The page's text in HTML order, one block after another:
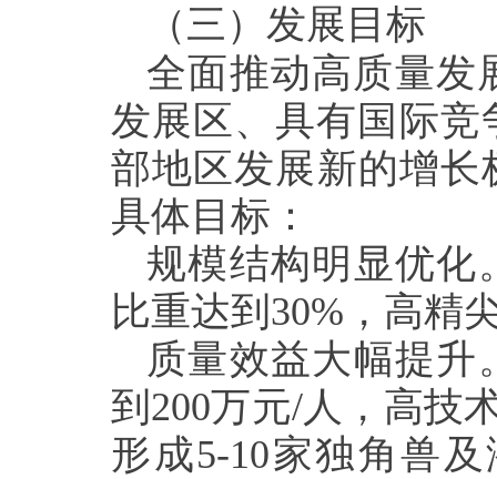
（三）发展目标
全面推动高质量发
发展区、具有国际
部地区发展新的增长
具体目标：
规模结构明显优化
比重达到 30% ，高精
质量效益大幅提升
到 200万元/人，高技
形成5-10家独角兽